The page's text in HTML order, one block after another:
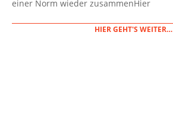
einer Norm wieder zusammenHier
HIER GEHT'S WEITER…